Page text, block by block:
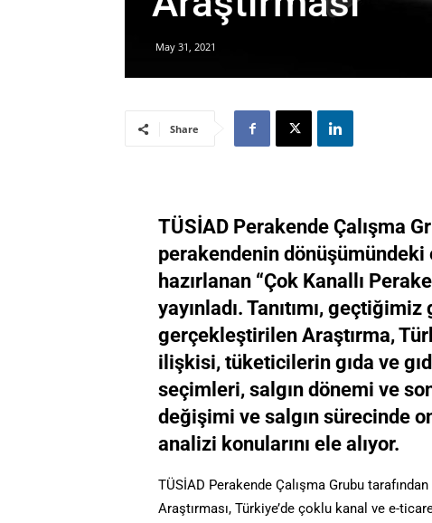
May 31, 2021
Share
TÜSİAD Perakende Çalışma
perakendenin
hazırlanan “Çok Kanallı
yayınladı. Tanıtımı,
gerçekleştirilen Araştırma,
ilişkisi, tüketicilerin gıda ve
seçimleri, salgın dönemi ve
değişimi ve salgın sürecinde
analizi konularını ele alıyor.
TÜSİAD Perakende Çalışma Grubu
Araştırması, Türkiye’de çoklu kanal ve e-